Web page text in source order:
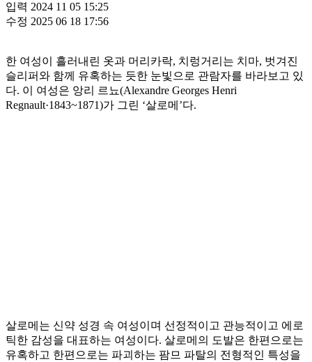
입력 2024 11 05 15:25
수정 2025 06 18 17:56
한 여성이 흘러내린 옷과 머리카락, 치렁거리는 치마, 벗겨진
슬리퍼와 함께 유혹하는 듯한 눈빛으로 관람자를 바라보고 있
다. 이 여성은 앙리 르뇨(Alexandre Georges Henri
Regnault·1843~1871)가 그린 ‘살로메’다.
살로메는 신약 성경 속 여성이며 선정적이고 관능적이고 에로
틱한 감성을 대표하는 여성이다. 살로메의 도발은 한편으로는
유혹하고 한편으로는 파괴하는 팜므 파탈의 전형적인 특성을